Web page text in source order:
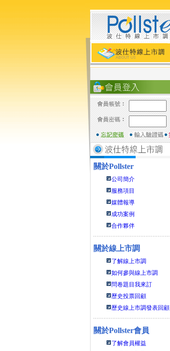
關於Pollster
公司簡介
服務項目
媒體報導
成功案例
合作夥伴
關於線上市調
了解線上市調
如何參與線上市調
問卷題目我來訂
歷史投票回顧
歷史線上市調發表回顧
關於Pollster會員
了解會員權益